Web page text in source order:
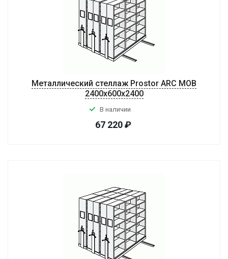
Металлический стеллаж Prostor ARC MOB
2400x600x2400
В наличии
67 220₽